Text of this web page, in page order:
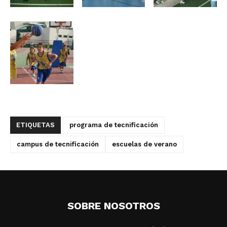
ETIQUETAS programa de tecnificación
campus de tecnificación escuelas de verano
SOBRE NOSOTROS